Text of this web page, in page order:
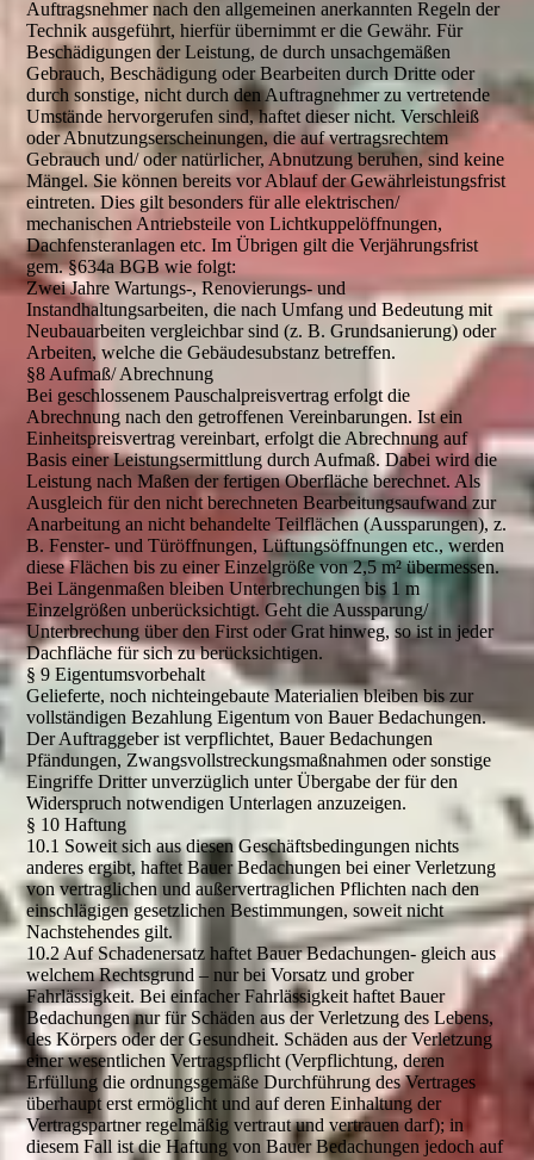
Auftragsnehmer nach den allgemeinen anerkannten Regeln der
Technik ausgeführt, hierfür übernimmt er die Gewähr. Für
Beschädigungen der Leistung, de durch unsachgemäßen
Gebrauch, Beschädigung oder Bearbeiten durch Dritte oder
durch sonstige, nicht durch den Auftragnehmer zu vertretende
Umstände hervorgerufen sind, haftet dieser nicht. Verschleiß
oder Abnutzungserscheinungen, die auf vertragsrechtem
Gebrauch und/ oder natürlicher, Abnutzung beruhen, sind keine
Mängel. Sie können bereits vor Ablauf der Gewährleistungsfrist
eintreten. Dies gilt besonders für alle elektrischen/
mechanischen Antriebsteile von Lichtkuppelöffnungen,
Dachfensteranlagen etc. Im Übrigen gilt die Verjährungsfrist
gem. §634a BGB wie folgt:
Zwei Jahre Wartungs-, Renovierungs- und
Instandhaltungsarbeiten, die nach Umfang und Bedeutung mit
Neubauarbeiten vergleichbar sind (z. B. Grundsanierung) oder
Arbeiten, welche die Gebäudesubstanz betreffen.
§8 Aufmaß/ Abrechnung
Bei geschlossenem Pauschalpreisvertrag erfolgt die
Abrechnung nach den getroffenen Vereinbarungen. Ist ein
Einheitspreisvertrag vereinbart, erfolgt die Abrechnung auf
Basis einer Leistungsermittlung durch Aufmaß. Dabei wird die
Leistung nach Maßen der fertigen Oberfläche berechnet. Als
Ausgleich für den nicht berechneten Bearbeitungsaufwand zur
Anarbeitung an nicht behandelte Teilflächen (Aussparungen), z.
B. Fenster- und Türöffnungen, Lüftungsöffnungen etc., werden
diese Flächen bis zu einer Einzelgröße von 2,5 m² übermessen.
Bei Längenmaßen bleiben Unterbrechungen bis 1 m
Einzelgrößen unberücksichtigt. Geht die Aussparung/
Unterbrechung über den First oder Grat hinweg, so ist in jeder
Dachfläche für sich zu berücksichtigen.
§ 9 Eigentumsvorbehalt
Gelieferte, noch nichteingebaute Materialien bleiben bis zur
vollständigen Bezahlung Eigentum von Bauer Bedachungen.
Der Auftraggeber ist verpflichtet, Bauer Bedachungen
Pfändungen, Zwangsvollstreckungsmaßnahmen oder sonstige
Eingriffe Dritter unverzüglich unter Übergabe der für den
Widerspruch notwendigen Unterlagen anzuzeigen.
§ 10 Haftung
10.1 Soweit sich aus diesen Geschäftsbedingungen nichts
anderes ergibt, haftet Bauer Bedachungen bei einer Verletzung
von vertraglichen und außervertraglichen Pflichten nach den
einschlägigen gesetzlichen Bestimmungen, soweit nicht
Nachstehendes gilt.
10.2 Auf Schadenersatz haftet Bauer Bedachungen- gleich aus
welchem Rechtsgrund – nur bei Vorsatz und grober
Fahrlässigkeit. Bei einfacher Fahrlässigkeit haftet Bauer
Bedachungen nur für Schäden aus der Verletzung des Lebens,
des Körpers oder der Gesundheit. Schäden aus der Verletzung
einer wesentlichen Vertragspflicht (Verpflichtung, deren
Erfüllung die ordnungsgemäße Durchführung des Vertrages
überhaupt erst ermöglicht und auf deren Einhaltung der
Vertragspartner regelmäßig vertraut und vertrauen darf); in
diesem Fall ist die Haftung von Bauer Bedachungen jedoch auf